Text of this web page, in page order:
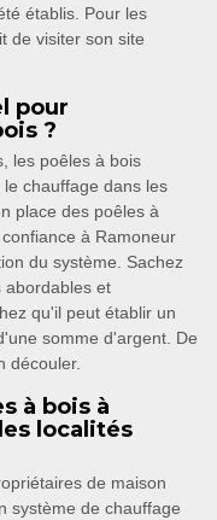
établis. Pour les
de visiter son site
pour
?
les poêles à bois
chauffage dans les
place des poêles à
à Ramoneur
du système. Sachez
abordables et
qu'il peut établir un
somme d'argent. De
découler.
à bois à
localités
de maison
système de chauffage